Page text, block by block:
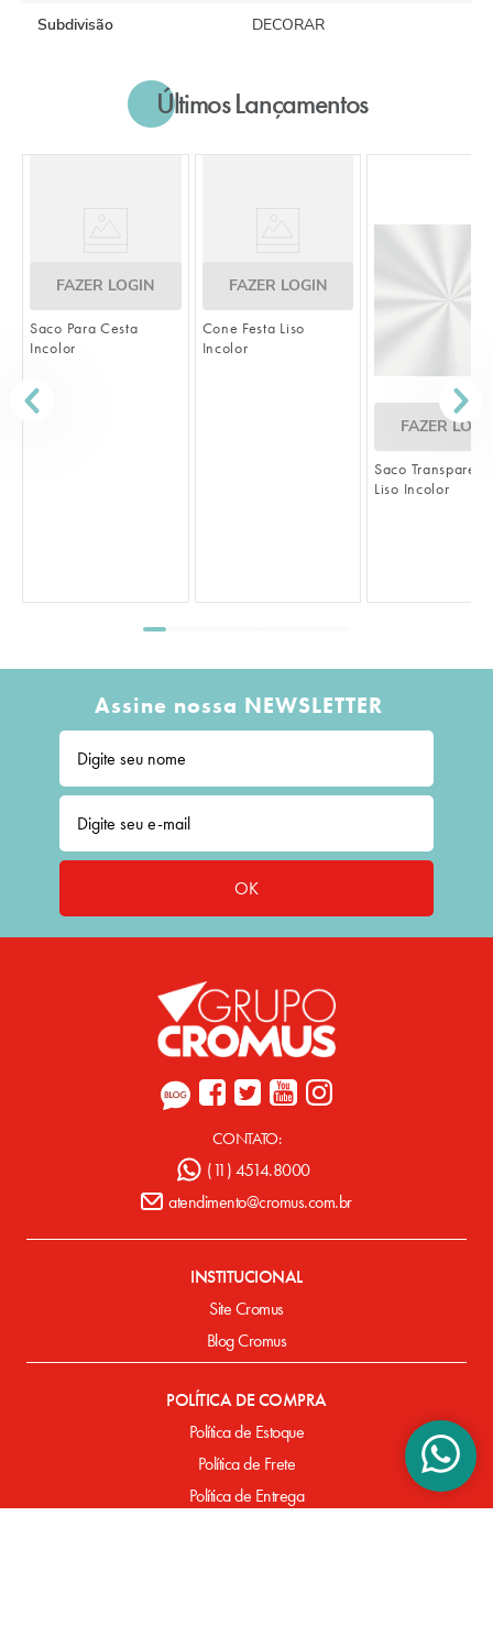
Subdivisão DECORAR
Últimos Lançamentos
FAZER LOGIN
Saco Para Cesta
Incolor
FAZER LOGIN
Cone Festa Liso
Incolor
FAZER
Saco
Liso Incolor
Assine nossa NEWSLETTER
OK
CONTATO:
(11) 4514.8000
atendimento@cromus.com.br
INSTITUCIONAL
Site Cromus
Blog Cromus
POLÍTICA DE COMPRA
Política de Estoque
Política de Frete
Política de Entrega